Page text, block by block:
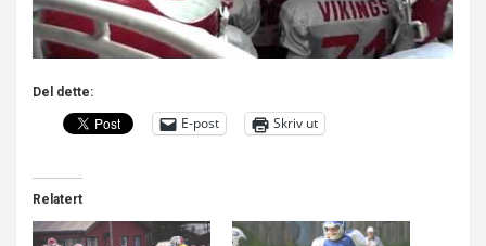
Del dette:
E-post Skriv ut
Relatert